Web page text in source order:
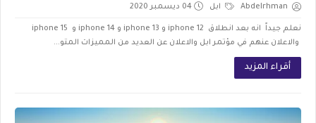
Abdelrhman ابل 04 ديسمبر 2020
والاعلان عنهم في مؤتمر ابل والاعلان عن العديد من المميزات المتو...
أقراء المزيد